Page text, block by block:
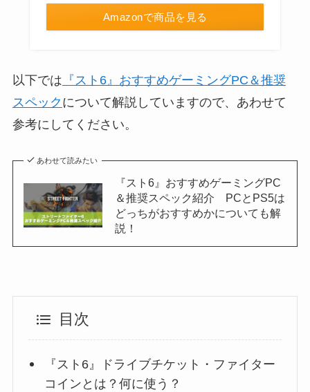
Amazonで商品を見る
以下では 『スト6』おすすめゲーミングPC＆推奨
スペック について解説していますので、あわせて
参考にしてください。
あわせて読みたい
『スト6』おすすめゲーミングPC
＆推奨スペック紹介 PCとPS5は
どっちがおすすめかについても解
説！
目次
『スト6』ドライブチケット・ファイター
コインとは？何に使う？